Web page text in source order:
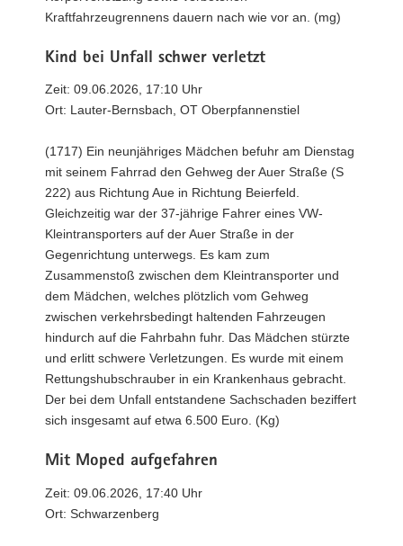
Kraftfahrzeugrennens dauern nach wie vor an. (mg)
Kind bei Unfall schwer verletzt
Zeit: 09.06.2026, 17:10 Uhr
Ort: Lauter-Bernsbach, OT Oberpfannenstiel
(1717) Ein neunjähriges Mädchen befuhr am Dienstag
mit seinem Fahrrad den Gehweg der Auer Straße (S
222) aus Richtung Aue in Richtung Beierfeld.
Gleichzeitig war der 37-jährige Fahrer eines VW-
Kleintransporters auf der Auer Straße in der
Gegenrichtung unterwegs. Es kam zum
Zusammenstoß zwischen dem Kleintransporter und
dem Mädchen, welches plötzlich vom Gehweg
zwischen verkehrsbedingt haltenden Fahrzeugen
hindurch auf die Fahrbahn fuhr. Das Mädchen stürzte
und erlitt schwere Verletzungen. Es wurde mit einem
Rettungshubschrauber in ein Krankenhaus gebracht.
Der bei dem Unfall entstandene Sachschaden beziffert
sich insgesamt auf etwa 6.500 Euro. (Kg)
Mit Moped aufgefahren
Zeit: 09.06.2026, 17:40 Uhr
Ort: Schwarzenberg